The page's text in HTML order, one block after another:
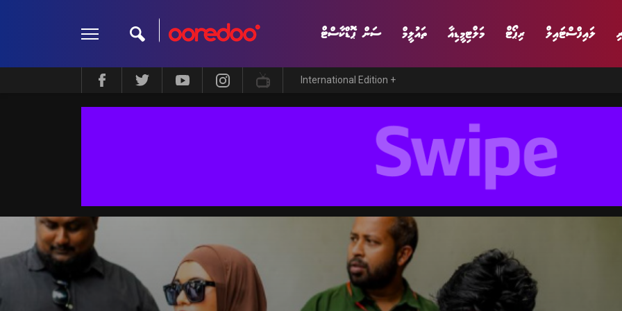
ލައިފްސްޓައިލް ރިޕޯޓް މަލްޓިމީޑިއާ ތައުލީމް ސަން ޕޮޑްކާސްޓް
ލައިފްސްޓައިލް ދީން ކޮލަމް މަލްޓިމީޑިއާ
International Edition +